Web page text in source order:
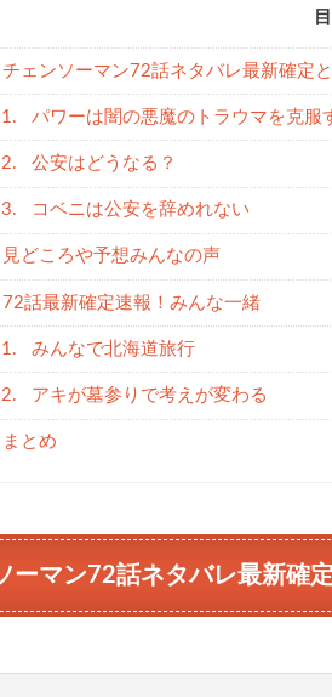
チェンソーマン72話ネタバレ最新確定と
パワーは闇の悪魔のトラウマを克服
公安はどうなる？
コベニは公安を辞めれない
見どころや予想みんなの声
72話最新確定速報！みんな一緒
みんなで北海道旅行
アキが墓参りで考えが変わる
まとめ
ーマン72話ネタバレ最新確